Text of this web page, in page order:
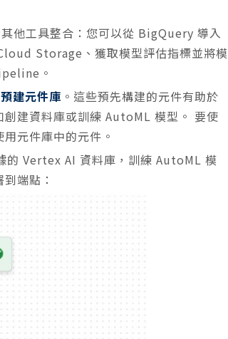
工具整合：您可以從 BigQuery 導入
Storage、獲取模型評估指標並將模
。
預建元件庫 。這些預先構建的元件有助於
建資料庫或訓練 AutoML 模型。 要使
元件庫中的元件。
的 Vertex AI 資料庫，訓練 AutoML 模
端點：